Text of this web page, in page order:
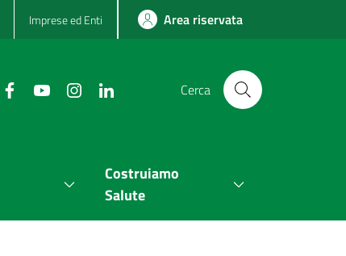
Imprese ed Enti Area riservata
Cerca
Costruiamo
Salute